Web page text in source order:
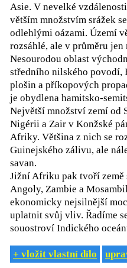
Asie. V nevelké
větším množstvím srážek
odlehlými oázami. Území
rozsáhlé, ale v průměru jen
Nesourodou oblast
středního nilského povodí,
plošin a příkopových
je obydlena hamitsko-
Největší množství zemí od
Nigérii a Zair v Konžské
Afriky. Většina z nich se
Guinejského zálivu, ale
savan.
Jižní Afriku pak tvoří
Angoly, Zambie a
ekonomicky nejsilnější
uplatnit svůj vliv. Řadíme
souostroví Indického
+ vložit vlastní dílo